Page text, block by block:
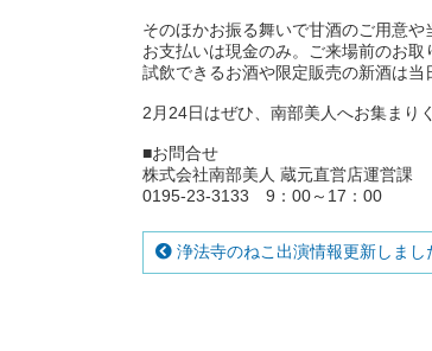
そのほかお振る舞いで甘酒のご用意
お支払いは現金のみ。ご来場前のお取
試飲できるお酒や限定販売の新酒は
2月24日はぜひ、南部美人へお集まり
■お問合せ
株式会社南部美人 蔵元直営店運営課
0195-23-3133 9：00～17：00
浄法寺のねこ出演情報更新しまし